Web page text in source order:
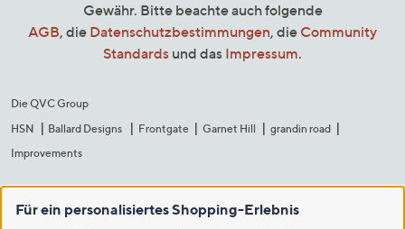
Gewähr. Bitte beachte auch folgende
AGB, die Datenschutzbestimmungen, die Community
Standards und das Impressum.
Die QVC Group
HSN
Ballard Designs Frontgate Garnet Hill
grandin road
Improvements
Für ein personalisiertes Shopping-Erlebnis